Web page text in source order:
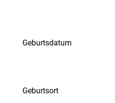
Geburtsdatum
Geburtsort